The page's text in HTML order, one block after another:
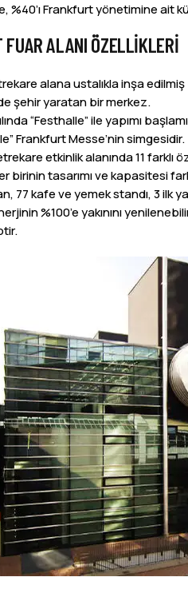
%40’ı Frankfurt yönetimine
FUAR ALANI ÖZELLIKLERI
alana ustalıkla inşa
şehir yaratan bir merkez.
“Festhalle” ile yapımı
Frankfurt Messe’nin simgesidir.
etkinlik alanında 11 farklı
birinin tasarımı ve kapasitesi
77 kafe ve yemek standı, 3 ilk
%100’e yakınını